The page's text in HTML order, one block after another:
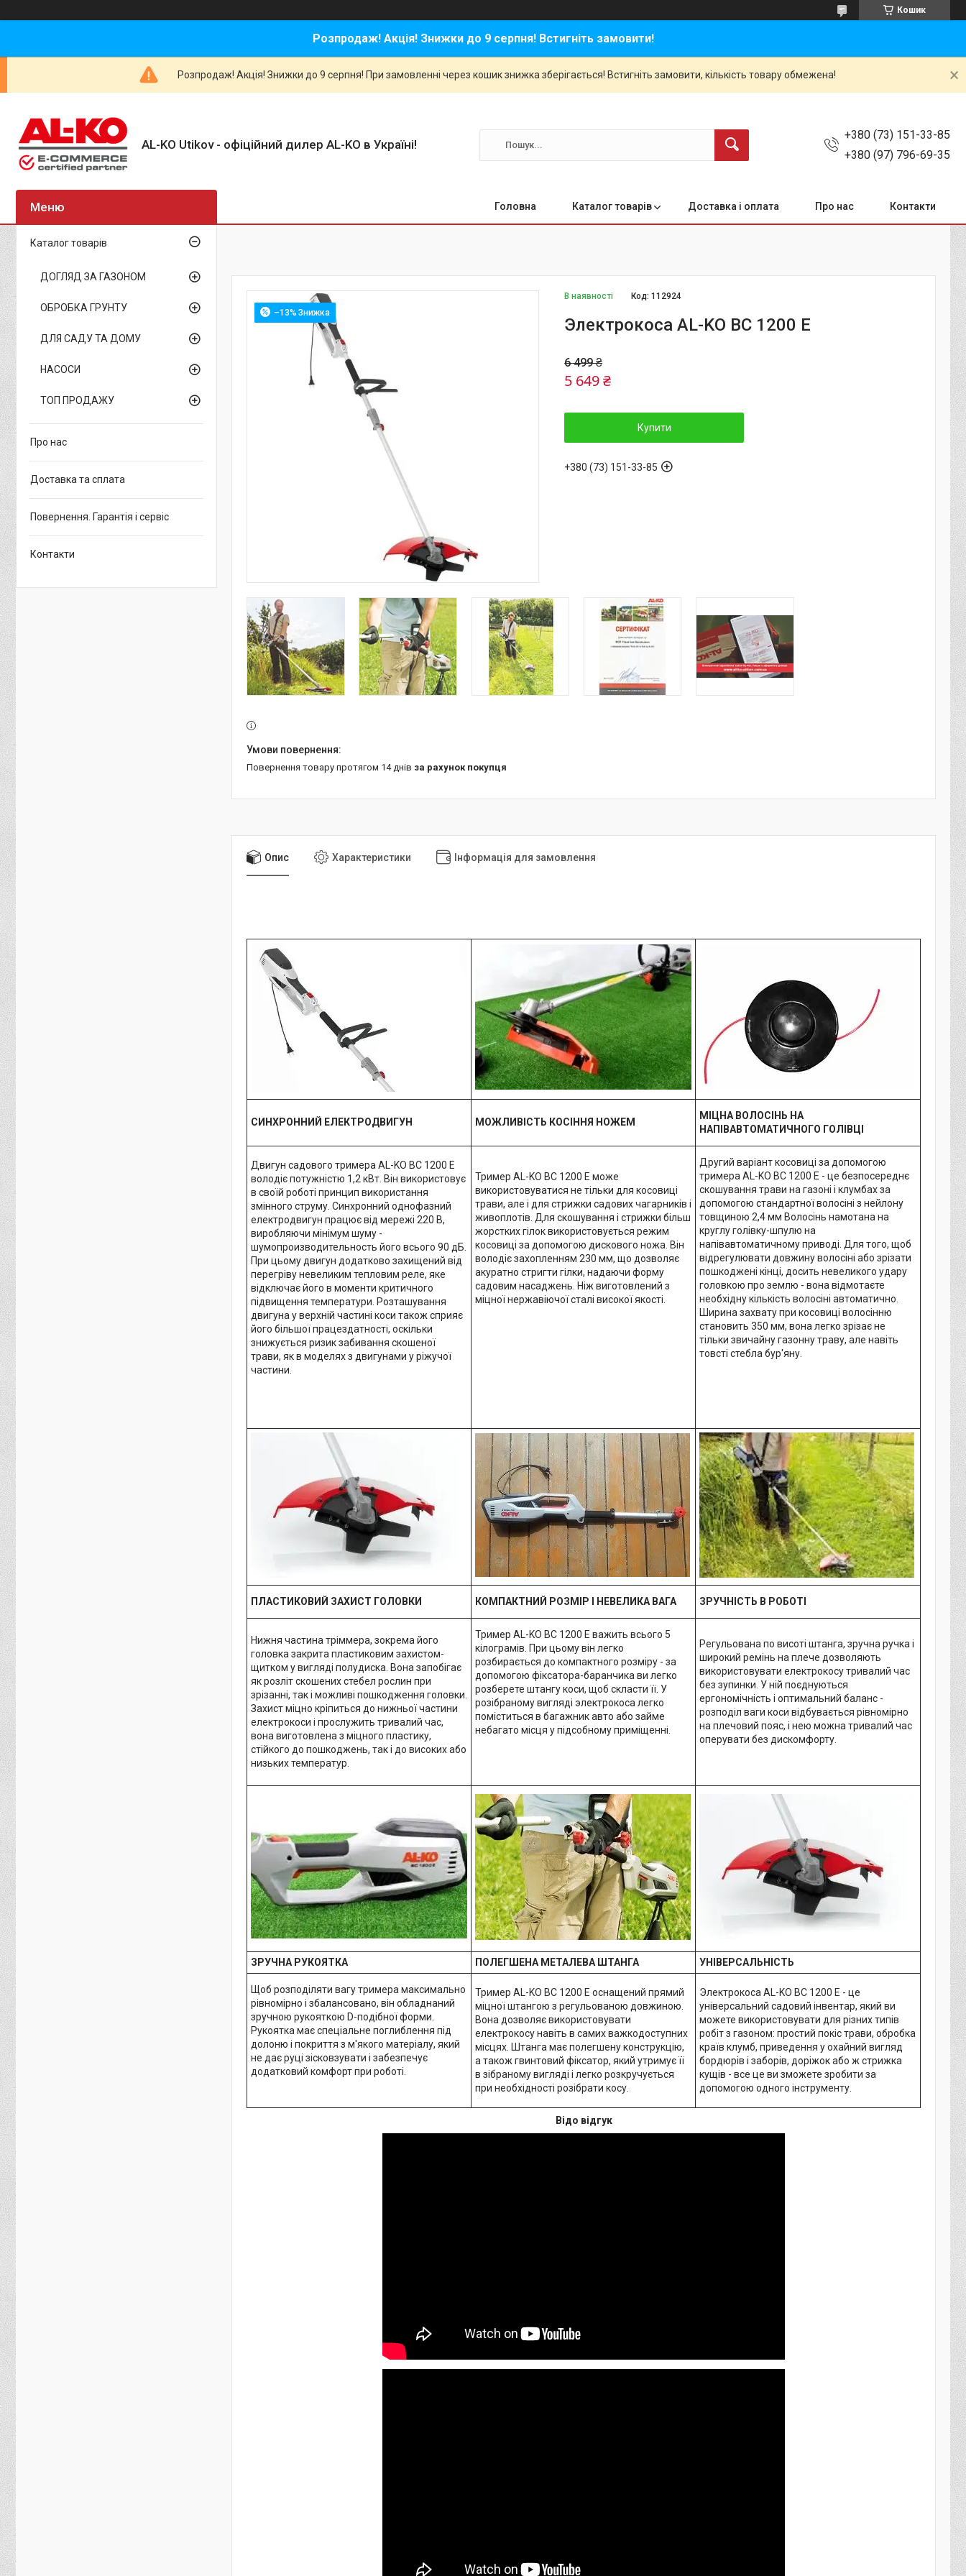
Кошик
Розпродаж! Акція! Знижки до 9 серпня! Встигніть замовити!
Розпродаж! Акція! Знижки до 9 серпня! При замовленні через кошик знижка зберігається! Встигніть замовити, кількість товару обмежена!
AL-KO Utikov - офіційний дилер AL-KO в Україні!
+380 (73) 151-33-85
+380 (97) 796-69-35
Головна Каталог товарів Доставка і оплата Про нас Контакти
–13%
В наявності Код:112924
Электрокоса AL-KO BC 1200 E
6 499 ₴
5 649 ₴
Купити
+380 (73) 151-33-85
повернення товару протягом 14 днів за рахунок покупця
Опис Характеристики Інформація для замовлення
СИНХРОННИЙ ЕЛЕКТРОДВИГУН МОЖЛИВІСТЬ КОСІННЯ НОЖЕМ
МІЦНА ВОЛОСІНЬ НА
НАПІВАВТОМАТИЧНОГО ГОЛІВЦІ
Двигун садового тримера AL-KO BC 1200 E
володіє потужністю 1,2 кВт. Він використовує
в своїй роботі принцип використання
змінного струму. Синхронний однофазний
електродвигун працює від мережі 220 В,
виробляючи мінімум шуму -
шумопроизводительность його всього 90 дБ.
При цьому двигун додатково захищений від
перегріву невеликим тепловим реле, яке
відключає його в моменти критичного
підвищення температури. Розташування
двигуна у верхній частині коси також сприяє
його більшої працездатності, оскільки
знижується ризик забивання скошеної
трави, як в моделях з двигунами у ріжучої
частини.
Тример AL-KO BC 1200 E може
використовуватися не тільки для косовиці
трави, але і для стрижки садових чагарників і
живоплотів. Для скошування і стрижки більш
жорстких гілок використовується режим
косовиці за допомогою дискового ножа. Він
володіє захопленням 230 мм, що дозволяє
акуратно стригти гілки, надаючи форму
садовим насаджень. Ніж виготовлений з
міцної нержавіючої сталі високої якості.
Другий варіант косовиці за допомогою
тримера AL-KO BC 1200 E - це безпосереднє
скошування трави на газоні і клумбах за
допомогою стандартної волосіні з нейлону
товщиною 2,4 мм Волосінь намотана на
круглу голівку-шпулю на
напівавтоматичному приводі. Для того, щоб
відрегулювати довжину волосіні або зрізати
пошкоджені кінці, досить невеликого удару
головкою про землю - вона відмотаєте
необхідну кількість волосіні автоматично.
Ширина захвату при косовиці волосінню
становить 350 мм, вона легко зрізає не
тільки звичайну газонну траву, але навіть
товсті стебла бур'яну.
ПЛАСТИКОВИЙ ЗАХИСТ ГОЛОВКИ КОМПАКТНИЙ РОЗМІР І НЕВЕЛИКА ВАГА ЗРУЧНІСТЬ В РОБОТІ
Нижня частина тріммера, зокрема його
головка закрита пластиковим захистом-
щитком у вигляді полудиска. Вона запобігає
як розліт скошених стебел рослин при
зрізанні, так і можливі пошкодження головки.
Захист міцно кріпиться до нижньої частини
електрокоси і прослужить тривалий час,
вона виготовлена з міцного пластику,
стійкого до пошкоджень, так і до високих або
низьких температур.
Тример AL-KO BC 1200 E важить всього 5
кілограмів. При цьому він легко
розбирається до компактного розміру - за
допомогою фіксатора-баранчика ви легко
розберете штангу коси, щоб скласти її. У
розібраному вигляді электрокоса легко
поміститься в багажник авто або займе
небагато місця у підсобному приміщенні.
Регульована по висоті штанга, зручна ручка і
широкий ремінь на плече дозволяють
використовувати електрокосу тривалий час
без зупинки. У ній поєднуються
ергономічність і оптимальний баланс -
розподіл ваги коси відбувається рівномірно
на плечовий пояс, і нею можна тривалий час
оперувати без дискомфорту.
ЗРУЧНА РУКОЯТКА ПОЛЕГШЕНА МЕТАЛЕВА ШТАНГА УНІВЕРСАЛЬНІСТЬ
Щоб розподіляти вагу тримера максимально
рівномірно і збалансовано, він обладнаний
зручною рукояткою D-подібної форми.
Рукоятка має спеціальне поглиблення під
долоню і покриття з м'якого матеріалу, який
не дає руці зісковзувати і забезпечує
додатковий комфорт при роботі.
Тример AL-KO BC 1200 E оснащений прямий
міцної штангою з регульованою довжиною.
Вона дозволяє використовувати
електрокосу навіть в самих важкодоступних
місцях. Штанга має полегшену конструкцію,
а також гвинтовий фіксатор, який утримує її
в зібраному вигляді і легко розкручується
при необхідності розібрати косу.
Электрокоса AL-KO BC 1200 E - це
універсальний садовий інвентар, який ви
можете використовувати для різних типів
робіт з газоном: простий покіс трави, обробка
країв клумб, приведення у охайний вигляд
бордюрів і заборів, доріжок або ж стрижка
кущів - все це ви зможете зробити за
допомогою одного інструменту.
Відо відгук
Каталог товарів
ДОГЛЯД ЗА ГАЗОНОМ
ОБРОБКА ГРУНТУ
ДЛЯ САДУ ТА ДОМУ
НАСОСИ
ТОП ПРОДАЖУ
Про нас
Доставка та сплата
Повернення. Гарантія і сервіс
Контакти